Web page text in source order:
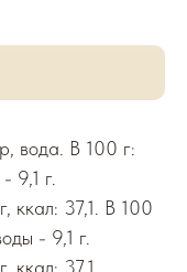
вода. В 100 г:
9,1 г.
ккал: 37,1. В 100
- 9,1 г.
ккал: 37,1